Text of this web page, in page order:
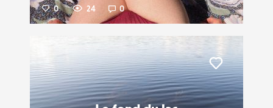
0 24 0
Liker